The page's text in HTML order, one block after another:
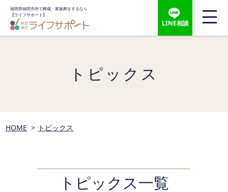
福岡県福岡市内で葬儀・家族葬をするなら
【ライフサポート】
LINE相談
トピックス
HOME トピックス
トピックス一覧